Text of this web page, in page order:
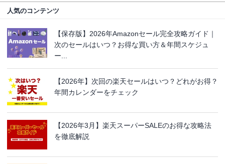
人気のコンテンツ
【保存版】2026年Amazonセール完全攻略ガイド｜
次のセールはいつ？お得な買い方＆年間スケジュ
ー...
【2026年】次回の楽天セールはいつ？どれがお得？
年間カレンダーをチェック
【2026年3月】楽天スーパーSALEのお得な攻略法
を徹底解説